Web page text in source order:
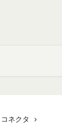
ネクタ